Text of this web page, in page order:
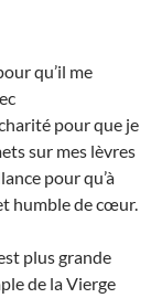
qu’il me
pour que je
sur mes lèvres
pour qu’à
humble de cœur.
plus grande
de la Vierge